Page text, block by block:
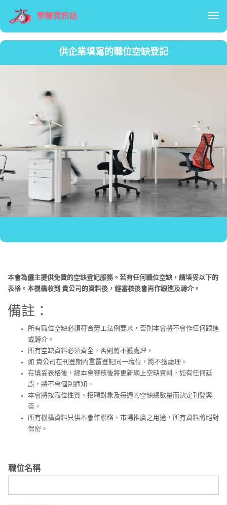
學聯資訊站
供企業填寫的職位空缺登記
本會為僱主提供免費的空缺登記服務。若有任何職位空缺，請填妥以下的
表格。本機構收到 貴公司的資料後，經審核後會再作跟進及轉介。
備註：
所有職位空缺必須符合勞工法例要求，否則本會將不會作任何跟進
或轉介。
所有空缺資料必須齊全，否則將不獲處理。
如 貴公司在刊登期內重覆登記同一職位，將不獲處理。
在填妥表格後，經本會審核後將更新網上空缺資料，如有任何延
誤，將不會個別通知。
本會將按職位性質、招聘對象及每週的空缺總數量而決定刊登與
否。
所有機構資料只供本會作聯絡、市場推廣之用途，所有資料將絕對
保密。
職位名稱